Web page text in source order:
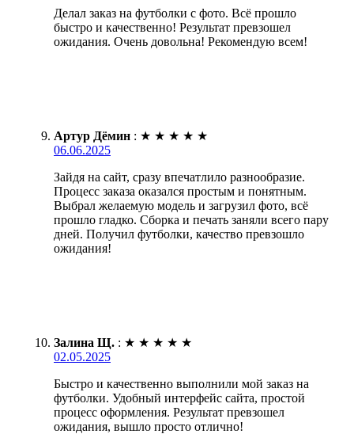
Делал заказ на футболки с фото. Всё прошло
быстро и качественно! Результат превзошел
ожидания. Очень довольна! Рекомендую всем!
Артур Дёмин : ★ ★ ★ ★ ★
06.06.2025
Зайдя на сайт, сразу впечатлило разнообразие.
Процесс заказа оказался простым и понятным.
Выбрал желаемую модель и загрузил фото, всё
прошло гладко. Сборка и печать заняли всего пару
дней. Получил футболки, качество превзошло
ожидания!
Залина Щ. : ★ ★ ★ ★ ★
02.05.2025
Быстро и качественно выполнили мой заказ на
футболки. Удобный интерфейс сайта, простой
процесс оформления. Результат превзошел
ожидания, вышло просто отлично!